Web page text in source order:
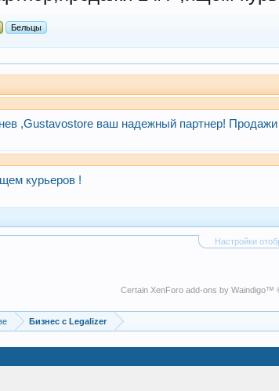
Бельцы
,Gustavostore ваш надежный партнер! Продажи
курьеров !
Настройки
Certain XenForo add-ons by Waindigo™
Бизнес с Legalizer